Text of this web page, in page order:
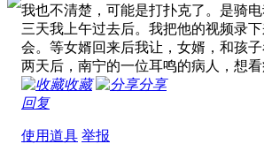
我也不清楚，可能是打扑克了。是骑
三天我上午过去后。我把他的视频录
会。等女婿回来后我让，女婿，和孩
两天后，南宁的一位耳鸣的病人，想
收藏
分享
回复
使用道具 举报